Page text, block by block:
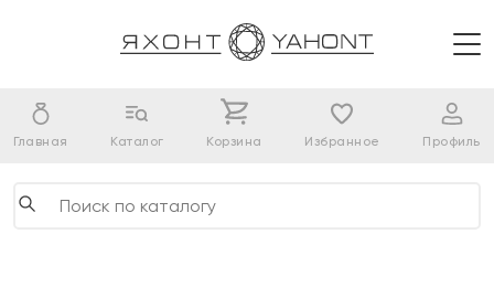
Главная Каталог Корзина Избранное Профиль